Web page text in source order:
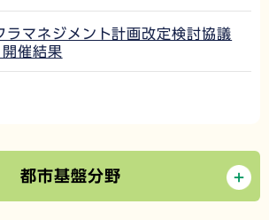
ラマネジメント計画改定検討協議
催結果
都市基盤分野